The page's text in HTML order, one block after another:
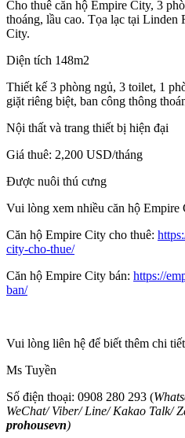
Cho thuê căn hộ Empire City, 3
thoáng, lầu cao. Tọa lạc tại Linden
City.
Diện tích 148m2
Thiết kế 3 phòng ngủ, 3 toilet, 1
giặt riêng biệt, ban công thông
Nội thất và trang thiết bị hiện đại
Giá thuê: 2,200 USD/tháng
Được nuôi thú cưng
Vui lòng xem nhiều căn hộ Empire
Căn hộ Empire City cho thuê:
city-cho-thue/
Căn hộ Empire City bán: https://
ban/
Vui lòng liên hệ để biết thêm chi
Ms Tuyền
Số điện thoại: 0908 280 293 (
WeChat/Viber/Line/Kakao Talk/
prohousevn)